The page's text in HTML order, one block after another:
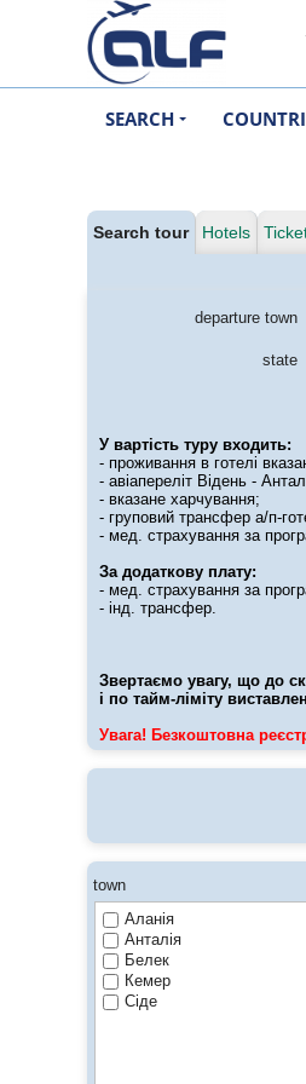
SEARCH
Search tour Hotels
departure town
state
У вартість туру входить:
- проживання в готелі
- авіапереліт Відень -
- вказане харчування;
- груповий трансфер а/п-
- мед. страхування за
За додаткову плату:
- мед. страхування за
- інд. трансфер.
Звертаємо увагу, що до
і по тайм-ліміту
Увага! Безкоштовна
town
Аланія
Анталія
Белек
Кемер
Сіде